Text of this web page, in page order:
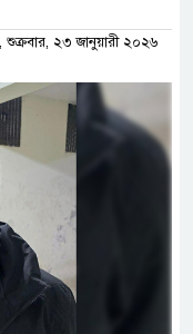
২৩ জানুয়ারী ২০২৬